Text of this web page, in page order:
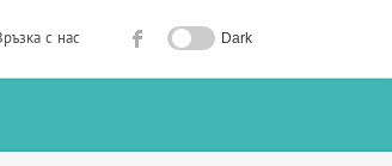
с нас Dark